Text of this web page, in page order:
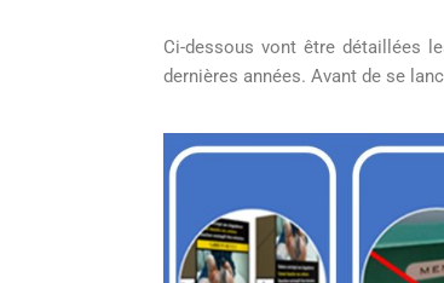
Ci-dessous vont être détaillées
dernières années. Avant de se